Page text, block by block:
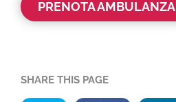
PRENOTA AMBULANZA
SHARE THIS PAGE